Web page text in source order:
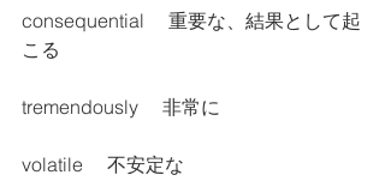
consequential     重要な、結果として起
こる
tremendously     非常に
volatile     不安定な